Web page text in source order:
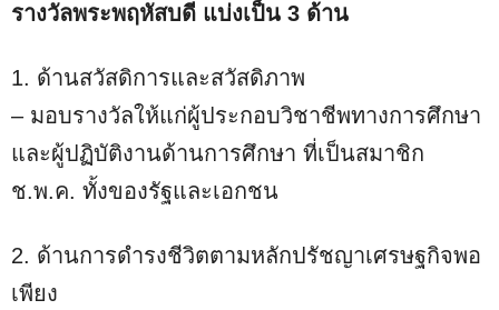
รางวัลพระพฤหัสบดี แบ่งเป็น 3 ด้าน
1. ด้านสวัสดิการและสวัสดิภาพ
– มอบรางวัลให้แก่ผู้ประกอบวิชาชีพทางการศึกษา
และผู้ปฏิบัติงานด้านการศึกษา ที่เป็นสมาชิก
ช.พ.ค. ทั้งของรัฐและเอกชน
2. ด้านการดำรงชีวิตตามหลักปรัชญาเศรษฐกิจพอ
เพียง